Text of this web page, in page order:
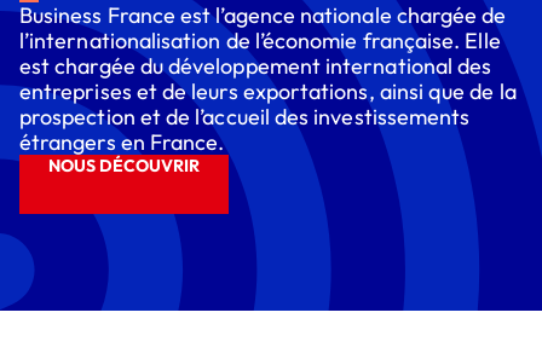
Business France est l’agence nationale chargée de
l’internationalisation de l’économie française. Elle
est chargée du développement international des
entreprises et de leurs exportations, ainsi que de la
prospection et de l’accueil des investissements
étrangers en France.
NOUS DÉCOUVRIR